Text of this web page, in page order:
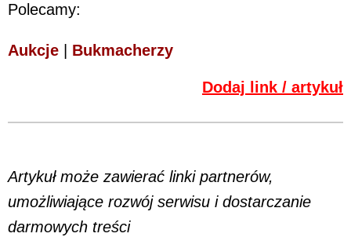
Polecamy:
Aukcje Bukmacherzy
Dodaj link / artykuł
Artykuł może zawierać linki partnerów,
umożliwiające rozwój serwisu i dostarczanie
darmowych treści